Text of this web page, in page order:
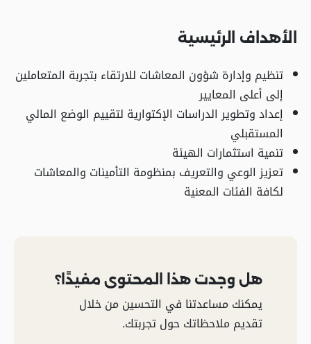
الأهداف الرئيسية
تنظيم وإدارة شؤون المعاشات للارتقاء بتجربة المتعاملين
إلى أعلى المعايير
إعداد وتطوير الدراسات الإكتوارية لتقييم الوضع المالي
المستقبلي
تنمية استثمارات الهيئة
تعزيز الوعي والتعريف بمنظومة التأمينات والمعاشات
لكافة الفئات المعنية
هل وجدت هذا المحتوى مفيدًا؟
يمكنك مساعدتنا في التحسين من خلال
تقديم ملاحظاتك حول تجربتك.